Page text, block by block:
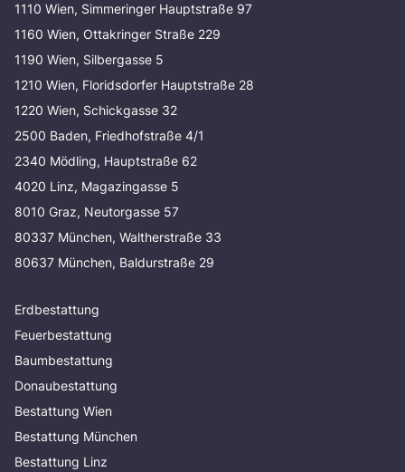
1110 Wien, Simmeringer Hauptstraße 97
1160 Wien, Ottakringer Straße 229
1190 Wien, Silbergasse 5
1210 Wien, Floridsdorfer Hauptstraße 28
1220 Wien, Schickgasse 32
2500 Baden, Friedhofstraße 4/1
2340 Mödling, Hauptstraße 62
4020 Linz, Magazingasse 5
8010 Graz, Neutorgasse 57
80337 München, Waltherstraße 33
80637 München, Baldurstraße 29
Erdbestattung
Feuerbestattung
Baumbestattung
Donaubestattung
Bestattung Wien
Bestattung München
Bestattung Linz